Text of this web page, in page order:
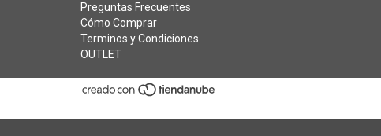
Preguntas Frecuentes
Cómo Comprar
Terminos y Condiciones
OUTLET